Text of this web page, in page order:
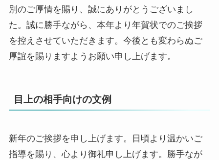
別のご厚情を賜り、誠にありがとうございまし
た。誠に勝手ながら、本年より年賀状でのご挨拶
を控えさせていただきます。今後とも変わらぬご
厚誼を賜りますようお願い申し上げます。
目上の相手向けの文例
新年のご挨拶を申し上げます。日頃より温かいご
指導を賜り、心より御礼申し上げます。勝手なが